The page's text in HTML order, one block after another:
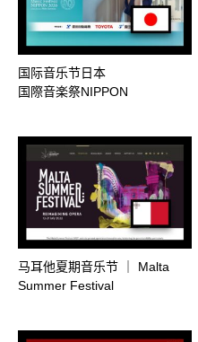
国际音乐节日本
国際音楽祭NIPPON
马耳他夏期音乐节 ｜ Malta
Summer Festival